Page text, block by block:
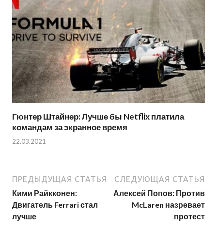
Гюнтер Штайнер: Лучше бы Netflix платила
командам за экранное время
22.03.2021
ПРЕДЫДУЩАЯ СТАТЬЯ
Кими Райкконен:
Двигатель Ferrari стал
лучше
СЛЕДУЮЩАЯ СТАТЬЯ
Алексей Попов: Против
McLaren назревает
протест